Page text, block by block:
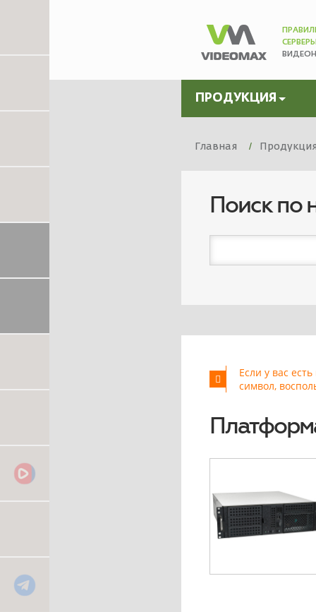
ПРОДУКЦИЯ
Главная Продукция
Поиск по
Если у вас
символ,